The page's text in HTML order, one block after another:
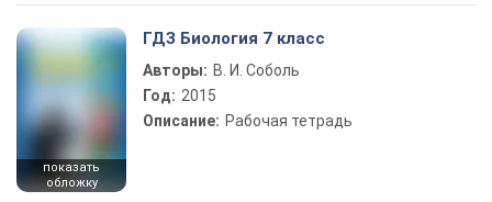
показать
обложку
ГДЗ Биология 7 класс
Авторы: В. И. Соболь
Год: 2015
Описание: Рабочая тетрадь